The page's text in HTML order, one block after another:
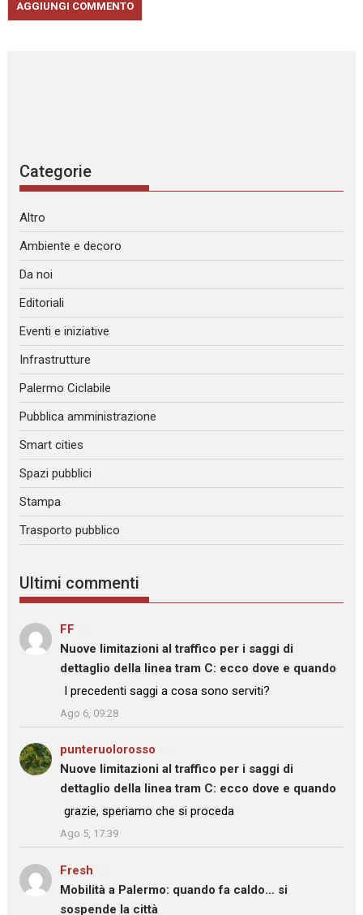
Categorie
Altro
Ambiente e decoro
Da noi
Editoriali
Eventi e iniziative
Infrastrutture
Palermo Ciclabile
Pubblica amministrazione
Smart cities
Spazi pubblici
Stampa
Trasporto pubblico
Ultimi commenti
FF
Nuove limitazioni al traffico per i saggi di
dettaglio della linea tram C: ecco dove e quando
: “I precedenti saggi a cosa sono serviti?
Ago 6, 09:28
punteruolorosso
Nuove limitazioni al traffico per i saggi di
dettaglio della linea tram C: ecco dove e quando
: “
grazie, speriamo che si proceda
”
Ago 5, 17:39
Fresh
Mobilità a Palermo: quando fa caldo… si
sospende la città